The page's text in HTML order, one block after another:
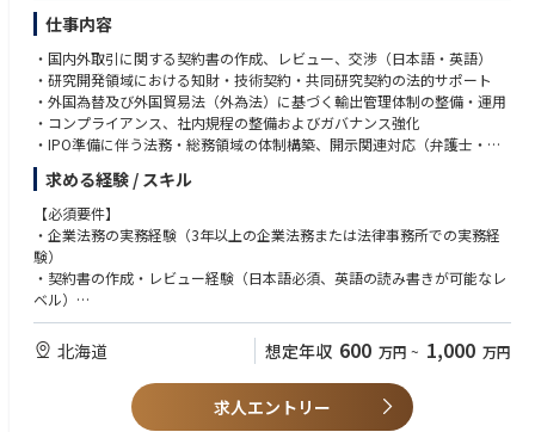
■社内共通ITツール
- Google Workspace （Gmail, G-cal, Gmeet等）
-Slack
-Notion
-Dialpad
-SmartHR
-Money Foward
-バクラク
等
【エージェントコメント】
■企業：株式会社パワーエックス
【HP】https://power-x.jp/about
【事業紹介動画】https://www.youtube.com/watch?v=dbAzc3X9R68
【事業計画及び成長可能性に関する説明資料】https://www.nikkei.com/n
kd/disclosure/tdnr/20251218522065/
パワーエックスは、再生可能エネルギーの「発電したのに使えない＝溜め
仕事内容
・国内外取引に関する契約書の作成、レビュー、交渉（日本語・英語）
・研究開発領域における知財・技術契約・共同研究契約の法的サポート
・外国為替及び外国貿易法（外為法）に基づく輸出管理体制の整備・運用
・コンプライアンス、社内規程の整備およびガバナンス強化
・IPO準備に伴う法務・総務領域の体制構築、開示関連対応（弁護士・証
券会社との連携含む）
・株主総会・取締役会等の運営
・人事・労務部門との協働による内部統制整備
・情報システム・総務担当者のマネジメント
（現時点では情シス担当者はいませんが、採用次第で部下として配置され
る想定）
・その他、法務・総務に関わる業務全般
迎）
求める経験 / スキル
【必須要件】
・企業法務の実務経験（3年以上の企業法務または法律事務所での実務経
験）
・契約書の作成・レビュー経験（日本語必須、英語の読み書きが可能なレ
ベル）
・法務または総務領域におけるチームマネジメント経験
・外為法や輸出管理に関する基礎的な知見、またはキャッチアップできる
意欲
・スタートアップや研究開発型企業への理解、または関心を持ち調和をも
って業務推進できる方
北海道 想定年収 600 万円 ~ 1,000 万円
求人エントリー